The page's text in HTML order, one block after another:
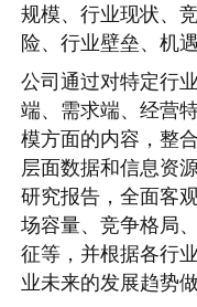
规模、行业现状、
险、行业壁垒、机
公司通过对特定行
端、需求端、经营
模方面的内容，整
层面数据和信息资
研究报告，全面客
场容量、竞争格局
征等，并根据各行
业未来的发展趋势